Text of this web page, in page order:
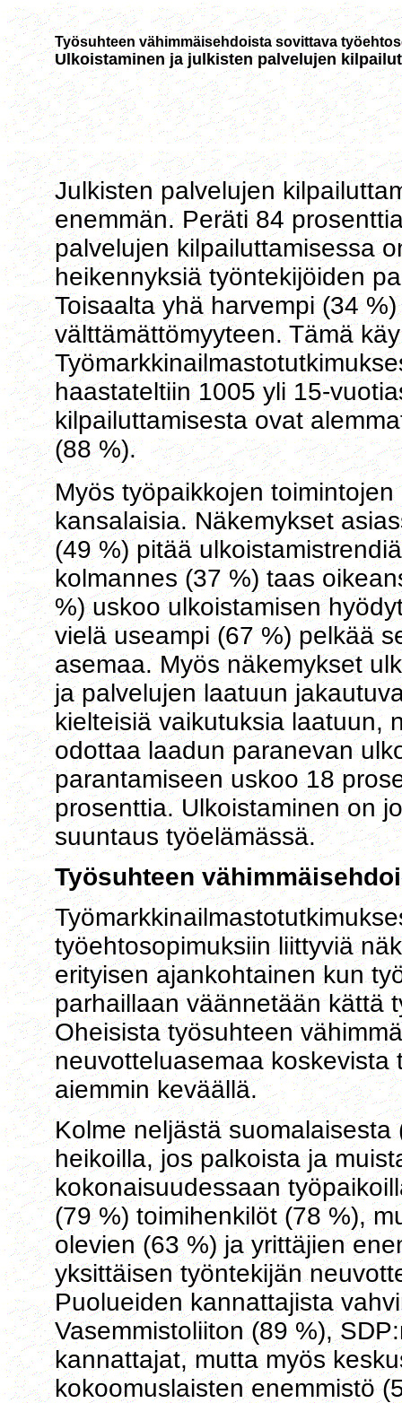
Työsuhteen vähimmäisehdoista sovittava
Ulkoistaminen ja julkisten palvelujen
Julkisten palvelujen
enemmän. Peräti 84
palvelujen kilpailuttamisessa
heikennyksiä työntekijöiden
Toisaalta yhä harvempi (34
välttämättömyyteen. Tämä
haastateltiin 1005 yli 15-
kilpailuttamisesta ovat
(88 %).
Myös työpaikkojen
kansalaisia. Näkemykset
(49 %) pitää
kolmannes (37 %) taas
%) uskoo ulkoistamisen
vielä useampi (67 %) pelkää
asemaa. Myös näkemykset
ja palvelujen laatuun
kielteisiä vaikutuksia laatuun,
odottaa laadun paranevan
parantamiseen uskoo 18
prosenttia. Ulkoistaminen on
suuntaus työelämässä.
Työsuhteen
työehtosopimuksiin liittyviä
erityisen ajankohtainen kun
parhaillaan väännetään kättä
Oheisista työsuhteen
neuvotteluasemaa koskevista
aiemmin keväällä.
Kolme neljästä
heikoilla, jos palkoista ja
kokonaisuudessaan
(79 %) toimihenkilöt (78 %),
olevien (63 %) ja yrittäjien
yksittäisen työntekijän
Puolueiden kannattajista
Vasemmistoliiton (89 %),
kannattajat, mutta myös
kokoomuslaisten enemmistö